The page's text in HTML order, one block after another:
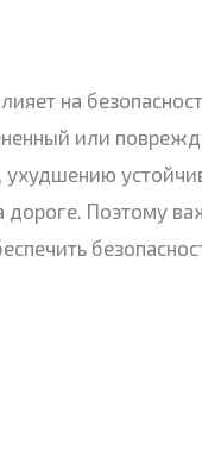
на
или
ухудшению
дороге. Поэтому